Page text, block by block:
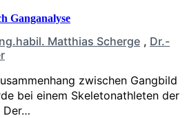
Ganganalyse
Matthias Scherge , Dr.-
zwischen Gangbild
bei einem Skeletonathleten der
Der…